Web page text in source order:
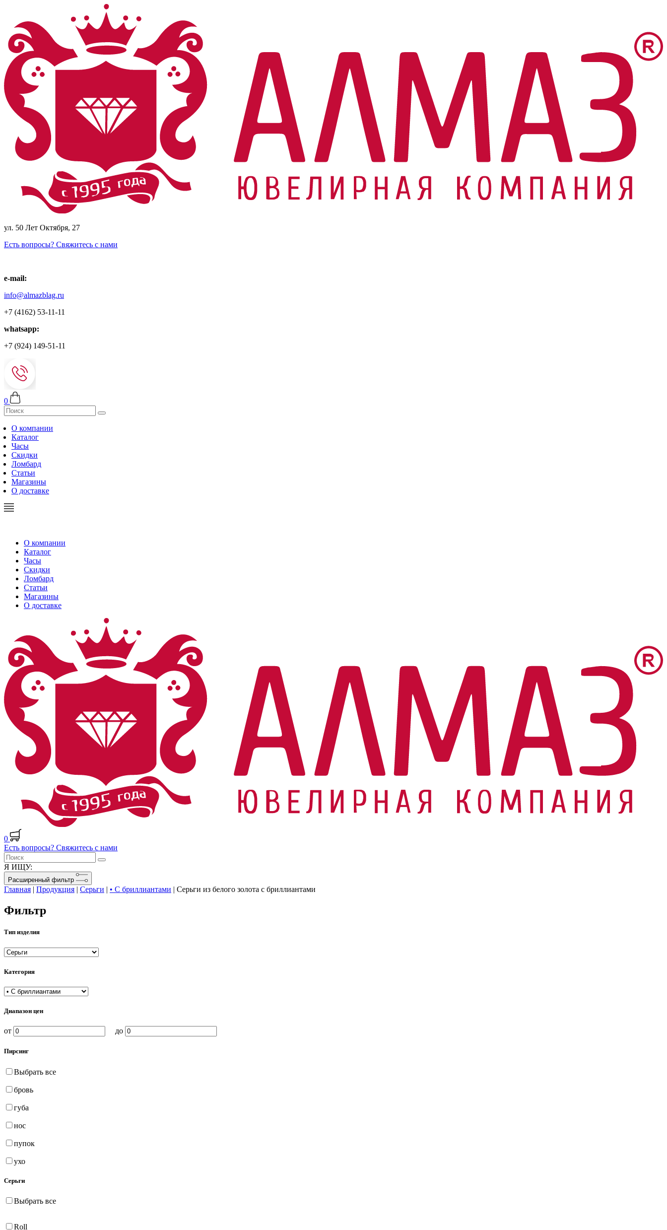
ул. 50 Лет Октября, 27
Есть вопросы? Свяжитесь с нами
e-mail:
info@almazblag.ru
+7 (4162) 53-11-11
whatsapp:
+7 (924) 149-51-11
0
О компании
Каталог
Часы
Скидки
Ломбард
Статьи
Магазины
О доставке
О компании
Каталог
Часы
Скидки
Ломбард
Статьи
Магазины
О доставке
0
Есть вопросы? Свяжитесь с нами
Я ИЩУ:
Расширенный фильтр
Главная | Продукция | Серьги | • С бриллиантами | Серьги из белого золота с бриллиантами
Фильтр
Тип изделия
Категория
Диапазон цен
от до
Пирсинг
Выбрать все
бровь
губа
нос
пупок
ухо
Серьги
Выбрать все
Roll